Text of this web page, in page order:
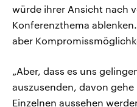
würde ihrer Ansicht nach
Konferenzthema
aber
„Aber, dass es uns
auszusenden, davon gehe
Einzelnen aussehen